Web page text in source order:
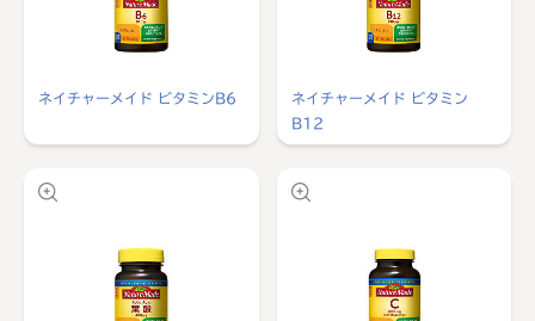
ネイチャーメイド ビタミンB6
ネイチャーメイド ビタミン
B12